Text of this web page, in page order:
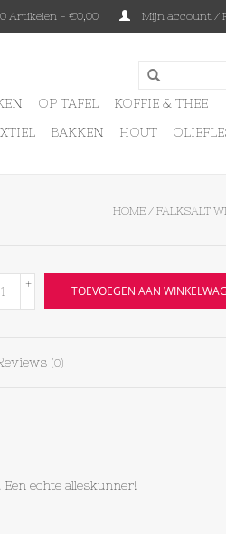
0 Artikelen - €0,00 Mijn account /
OP TAFEL
KOFFIE & THEE
BAKKEN HOUT
HOME / FALKSALT
+
-
TOEVOEGEN AAN
(0)
echte alleskunner!